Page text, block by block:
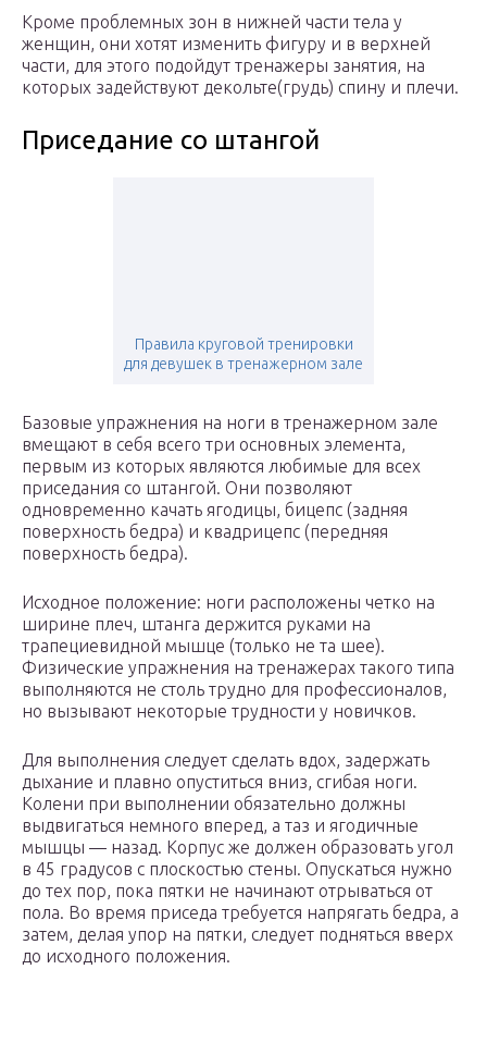
Кроме проблемных зон в нижней части тела у
женщин, они хотят изменить фигуру и в верхней
части, для этого подойдут тренажеры занятия, на
которых задействуют декольте(грудь) спину и плечи.
Приседание со штангой
Правила круговой тренировки
для девушек в тренажерном зале
Базовые упражнения на ноги в тренажерном зале
вмещают в себя всего три основных элемента,
первым из которых являются любимые для всех
приседания со штангой. Они позволяют
одновременно качать ягодицы, бицепс (задняя
поверхность бедра) и квадрицепс (передняя
поверхность бедра).
Исходное положение: ноги расположены четко на
ширине плеч, штанга держится руками на
трапециевидной мышце (только не та шее).
Физические упражнения на тренажерах такого типа
выполняются не столь трудно для профессионалов,
но вызывают некоторые трудности у новичков.
Для выполнения следует сделать вдох, задержать
дыхание и плавно опуститься вниз, сгибая ноги.
Колени при выполнении обязательно должны
выдвигаться немного вперед, а таз и ягодичные
мышцы — назад. Корпус же должен образовать угол
в 45 градусов с плоскостью стены. Опускаться нужно
до тех пор, пока пятки не начинают отрываться от
пола. Во время приседа требуется напрягать бедра, а
затем, делая упор на пятки, следует подняться вверх
до исходного положения.